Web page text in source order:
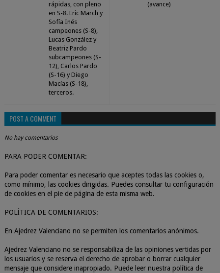
(avance)
rápidas, con pleno
en S-8. Eric March y
Sofía Inés
campeones (S-8),
Lucas González y
Beatriz Pardo
subcampeones (S-
12), Carlos Pardo
(S-16) y Diego
Macías (S-18),
terceros.
POST A COMMENT
No hay comentarios
PARA PODER COMENTAR:
Para poder comentar es necesario que aceptes todas las cookies o,
como mínimo, las cookies dirigidas. Puedes consultar tu configuración
de cookies en el pie de página de esta misma web.
POLÍTICA DE COMENTARIOS:
En Ajedrez Valenciano no se permiten los comentarios anónimos.
Ajedrez Valenciano no se responsabiliza de las opiniones vertidas por
los usuarios y se reserva el derecho de aprobar o borrar cualquier
mensaje que considere inapropiado. Puede leer nuestra política de